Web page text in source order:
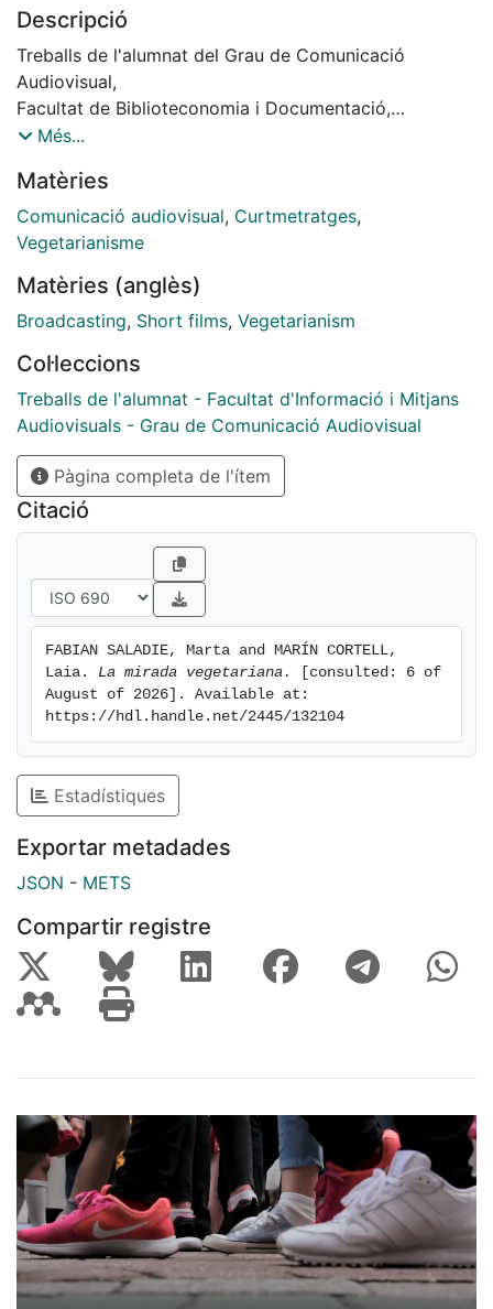
Descripció
Treballs de l'alumnat del Grau de Comunicació
Audiovisual,
Facultat de Biblioteconomia i Documentació,
Universitat de Barcelona, Curs: 2018-2019, Tutor:
Marín i Cortell; Guionista: Marta Fabian Saladie i Laia
Marín i Cortell; Muntatge: Marta Fabian Saladiex;
Equip artístic: Anna Brugueras, Raquel Clapés, Laura
Més...
Matèries
Comunicació audiovisual, Curtmetratges,
Vegetarianisme
Matèries (anglès)
Broadcasting, Short films, Vegetarianism
Col·leccions
Treballs de l'alumnat - Facultat d'Informació i Mitjans
Audiovisuals - Grau de Comunicació Audiovisual
Pàgina completa de l'ítem
Citació
FABIAN SALADIE, Marta and MARÍN CORTELL,
Laia. La mirada vegetariana.
[consulted: 6 of
August of 2026]. Available at:
https://hdl.handle.net/2445/132104
Estadístiques
Exportar metadades
JSON - METS
Compartir registre